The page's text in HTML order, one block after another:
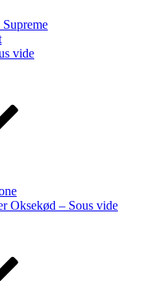
vide
Oksekød – Sous vide